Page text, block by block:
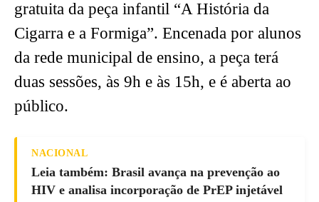
gratuita da peça infantil “A História da
Cigarra e a Formiga”. Encenada por alunos
da rede municipal de ensino, a peça terá
duas sessões, às 9h e às 15h, e é aberta ao
público.
NACIONAL
Leia também: Brasil avança na prevenção ao
HIV e analisa incorporação de PrEP injetável